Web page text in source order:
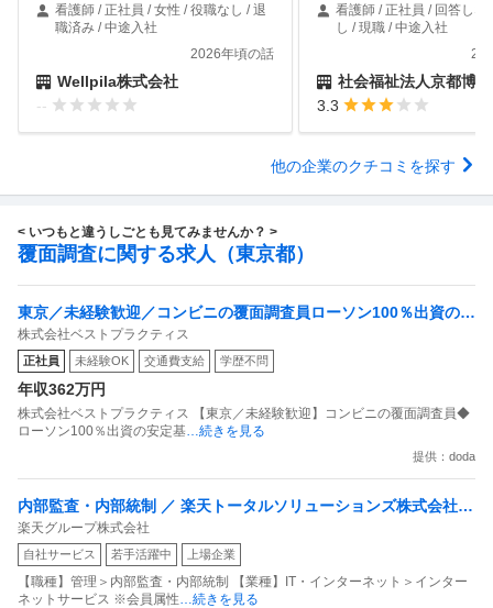
看護師 / 正社員 / 女性 / 役職なし / 退
職済み / 中途入社
2026年頃の話
Wellpila株式会社
--
看護師 / 正社員 / 回答しな
し / 現職 / 中途入社
社会福祉法人京都博
3.3
他の企業のクチコミを探す
< いつもと違うしごとも見てみませんか？ >
覆面調査に関する求人（東京都）
東京／未経験歓迎／コンビニの覆面調査員ローソン100％出資の安
定基盤／月５日在宅／残業月10時間
株式会社ベストプラクティス
正社員 未経験OK 交通費支給 学歴不問
年収362万円
株式会社ベストプラクティス 【東京／未経験歓迎】コンビニの覆面調査員◆
ローソン100％出資の安定基 …続きを見る
提供：doda
内部監査・内部統制 ／ 楽天トータルソリューションズ株式会社
戦略事業コンプライアンス支援部 業務統制支援課：ショップコン
プライアンス推進担当（SBCSD）
楽天グループ株式会社
自社サービス 若手活躍中 上場企業
【職種】管理＞内部監査・内部統制 【業種】IT・インターネット＞インター
ネットサービス ※会員属性 …続きを見る